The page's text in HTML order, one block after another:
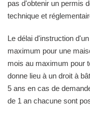
pas d'obtenir un permis
technique et
Le délai d'instruction
maximum pour une
mois au maximum pour
donne lieu à un droit à
5 ans en cas de
de 1 an chacune sont